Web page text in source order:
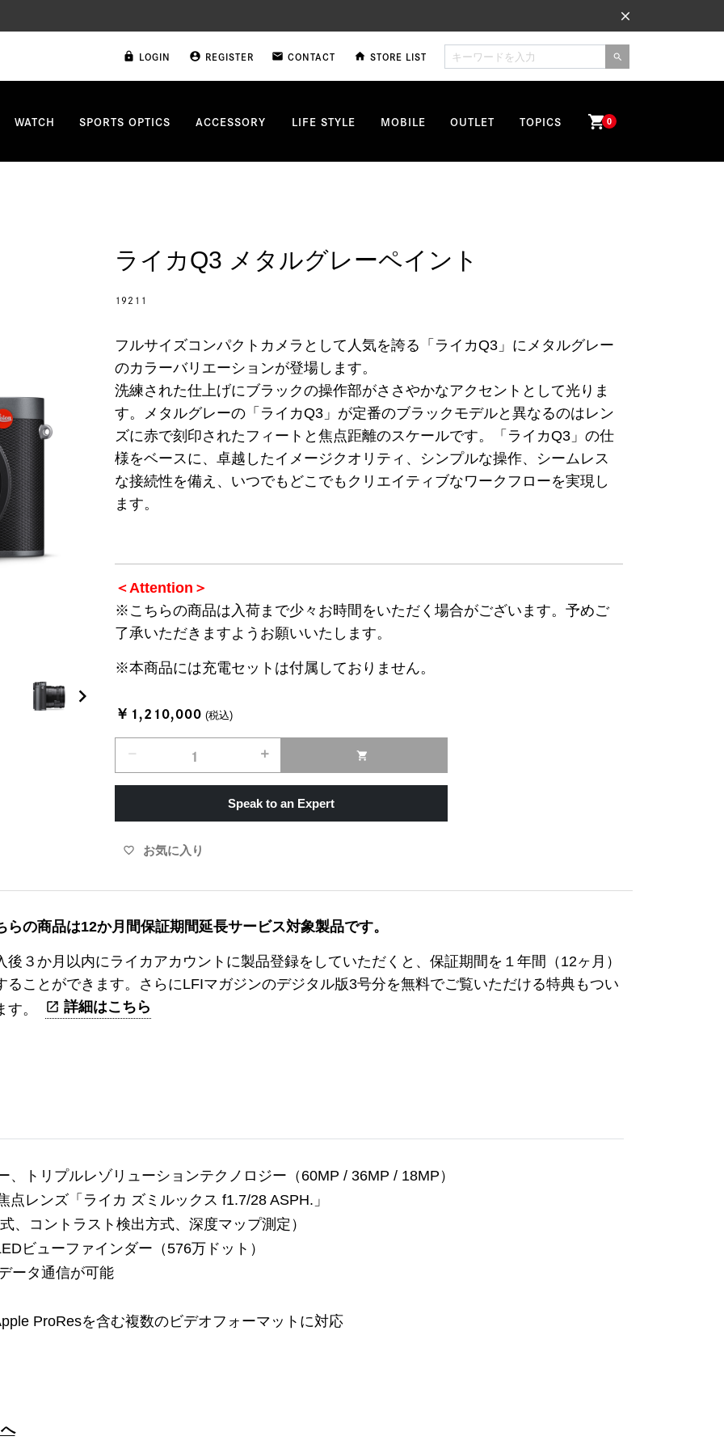
close
lock LOGIN account_circle REGISTER email CONTACT home STORE LIST search
WATCH SPORTS OPTICS ACCESSORY LIFE STYLE MOBILE OUTLET TOPICS shopping_cart0
chevron_right
ライカQ3 メタルグレーペイント
19211
フルサイズコンパクトカメラとして人気を誇る「ライカQ3」にメタルグレー
のカラーバリエーションが登場します。
洗練された仕上げにブラックの操作部がささやかなアクセントとして光りま
す。メタルグレーの「ライカQ3」が定番のブラックモデルと異なるのはレン
ズに赤で刻印されたフィートと焦点距離のスケールです。「ライカQ3」の仕
様をベースに、卓越したイメージクオリティ、シンプルな操作、シームレス
な接続性を備え、いつでもどこでもクリエイティブなワークフローを実現し
ます。
＜Attention＞
※こちらの商品は入荷まで少々お時間をいただく場合がございます。予めご
了承いただきますようお願いいたします。
※本商品には充電セットは付属しておりません。
￥1,210,000 (税込)
remove add shopping_cart
Speak to an Expert
favorite_border お気に入り
の商品は12か月間保証期間延長サービス対象製品です。
後３か月以内にライカアカウントに製品登録をしていただくと、保証期間を１年間（12ヶ月）
ることができます。さらにLFIマガジンのデジタル版3号分を無料でご覧いただける特典もつい
す。
詳細はこちら
トリプルレゾリューションテクノロジー（60MP / 36MP / 18MP）
レンズ「ライカ ズミルックス f1.7/28 ASPH.」
、コントラスト検出方式、深度マップ測定）
ビューファインダー（576万ドット）
ータ通信が可能
ProResを含む複数のビデオフォーマットに対応